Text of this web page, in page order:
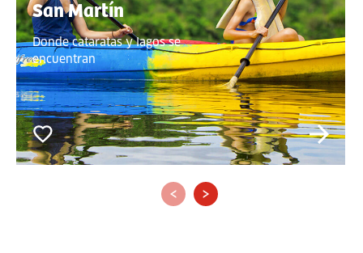
San Martín
Donde cataratas y lagos se
encuentran
‹ ›